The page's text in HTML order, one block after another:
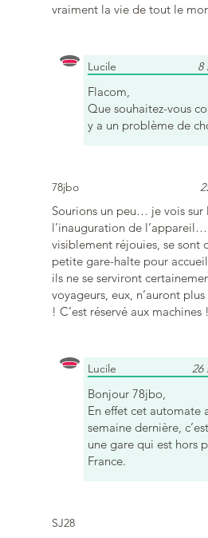
vraiment la vie de tout le
Lucile 8
Flacom,
Que souhaitez-vous
y a un problème de
78jbo
Sourions un peu… je vois
l’inauguration de
visiblement réjouies, se sont
petite gare-halte pour
ils ne se serviront
voyageurs, eux, n’auront
! C’est réservé aux machines !
Lucile 26
Bonjour 78jbo,
En effet cet automate
semaine dernière,
une gare qui est hors
France.
SJ28